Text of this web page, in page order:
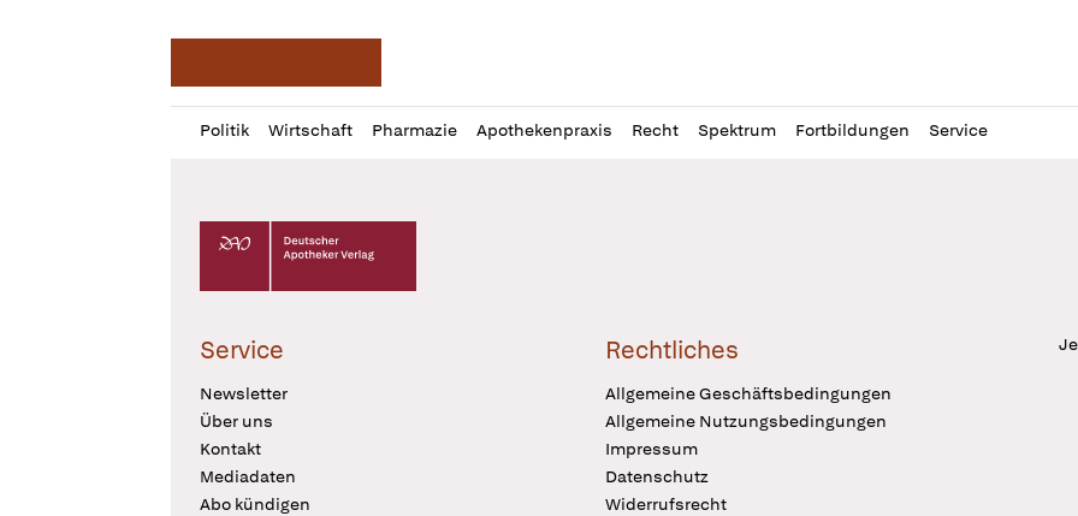
Politik Wirtschaft Pharmazie Apothekenpraxis Recht Spektrum Fortbildungen Service
Profil
öffnen
Daz
Pur
Deutscher Apotheker Verlag Logo
Service
Newsletter
Über uns
Kontakt
Mediadaten
Abo kündigen
Rechtliches
Allgemeine Geschäftsbedingungen
Allgemeine Nutzungsbedingungen
Impressum
Datenschutz
Widerrufsrecht